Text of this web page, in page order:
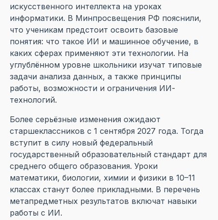
искусственного интеллекта на уроках
информатики. В Минпросвещения РФ пояснили,
что ученикам предстоит освоить базовые
понятия: что такое ИИ и машинное обучение, в
каких сферах применяют эти технологии. На
углублённом уровне школьники изучат типовые
задачи анализа данных, а также принципы
работы, возможности и ограничения ИИ-
технологий.
Более серьёзные изменения ожидают
старшеклассников с 1 сентября 2027 года. Тогда
вступит в силу новый федеральный
государственный образовательный стандарт для
среднего общего образования. Уроки
математики, биологии, химии и физики в 10–11
классах станут более прикладными. В перечень
метапредметных результатов включат навыки
работы с ИИ.